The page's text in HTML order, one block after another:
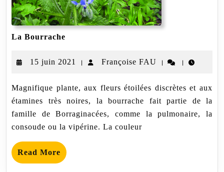
La Bourrache
15 juin 2021
15
2021
| Françoise FAU
Françoise
| |
Magnifique plante, aux fleurs étoilées discrètes et aux
étamines très noires, la bourrache fait partie de la
famille de Borraginacées, comme la pulmonaire, la
consoude ou la vipérine. La couleur
Read More Read
More